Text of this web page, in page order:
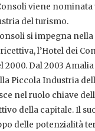
viene
del turismo.
si impegna
l’Hotel dei
2000. Dal 2003
Piccola Industria
nel ruolo chiave
della capitale. Il
delle potenzialità